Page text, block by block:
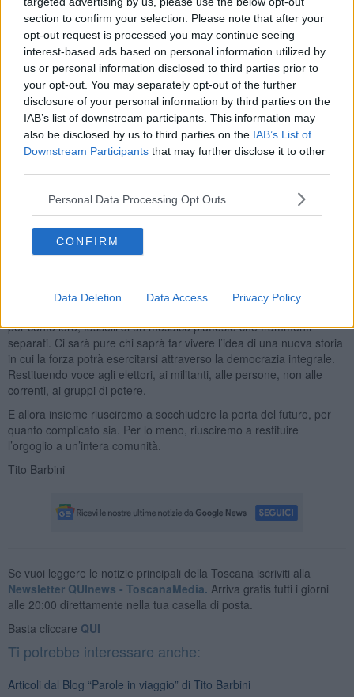
section to confirm your selection. Please note that after your
opt-out request is processed you may continue seeing
interest-based ads based on personal information utilized by
us or personal information disclosed to third parties prior to
your opt-out. You may separately opt-out of the further
disclosure of your personal information by third parties on the
IAB’s list of downstream participants. This information may
also be disclosed by us to third parties on the IAB’s List of
Downstream Participants that may further disclose it to other
Personal Data Processing Opt Outs
CONFIRM
Data Deletion Data Access Privacy Policy
E meno male che non mi viene di portare rancori. Per indole e,
anche, perché questa è una cosa che l’età comunque insegna. Se
vogliamo crescere come persone dobbiamo smettere di rivestire i
panni della vittima, abbozzarla di giudicare e accusare gli altri; gli
altri ci deludono, gli altri ci tradiscono, gli altri non ci capiscono, gli
altri non ci stimano, gli altri non ci comprendono, gli altri ci odiano,
gli altri ci invidiano, gli altri sono cattivi...
Dobbiamo diventare padroni della nostra vita e far sì che questa
non venga turbata dai giudizi e azioni altrui. Se qualcuno ci ha
tradito nella lotta politica nelle speranze che aveva suscitato ciò fa
parte del gioco, passiamo oltre. Se non altro, vivremo più
serenamente.
Quindi, nessuna rivincita morale.
Semmai la speranza che ci sia qualcuno, che riprenda in mano
quei valori, forse anche più entusiasta, capace di coltivare bene le
idee che contano. Ci sarà pure chi saprà riannodare i fili, ricostruire
ricomprendere le tante storie in un solo soggetto politico,
per conto loro, tasselli di un mosaico piuttosto che frammenti
separati. Ci sarà pure chi saprà far vivere l’idea di una nuova storia
in cui la forza potrà esercitarsi attraverso la democrazia integrale.
Restituendo voce agli elettori, ai militanti, alle persone, non alle
correnti, ai gruppi di potere.
E allora insieme riusciremo a socchiudere la porta del futuro, per
quanto complicato sia. Per lo meno, riusciremo a restituire
l’orgoglio a un’intera comunità.
Tito Barbini
Se vuoi leggere le notizie principali della Toscana iscriviti alla
Newsletter QUInews - ToscanaMedia. Arriva gratis tutti i giorni
alle 20:00 direttamente nella tua casella di posta.
Basta cliccare QUI
Ti potrebbe interessare anche:
Articoli dal Blog “Parole in viaggio” di Tito Barbini